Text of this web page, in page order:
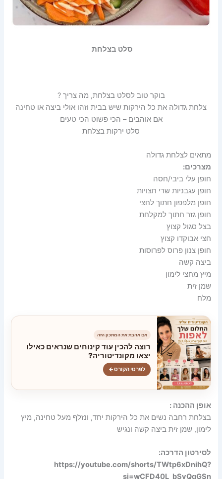
סלט בצלחת
בוקר טוב לסלט בצלחת, מה צריך ?
צלחת גדולה את כל הירקות שיש בבית וזהו אולי ביצה או טחינה
אם אוהבים – הכי פשוט הכי טעים
סלט ירקות בצלחת
מתאים לצלחת גדולה
מצרכים:
חופן עלי ביבי/חסה
חופן עגבניות שרי חצויות
חופן מלפפון חתוך לחצי
חופן גזר חתוך למקלחת
בצל סגול קצוץ
חצי אבוקדו קצוץ
חופן צנון פרוס לפרוסות
ביצה קשה
מיץ מחצי לימון
שמן זית
מלח
אם אהבת את המתכון הזה
רוצה להכין עוד קינוחים שנראים כאילו
יצאו מקונדיטוריה?
לפרטי הקורס←
אופן ההכנה :
בצלחת רחבה נשים את כל הירקות יחד, ונזלף מעל טחינה, מיץ
לימון, שמן זית ביצה קשה ונגיש
לסירטון הדרכה:
https://youtube.com/shorts/TWtp6xDnihQ?
si=wCFD40L_bSvQqGSn